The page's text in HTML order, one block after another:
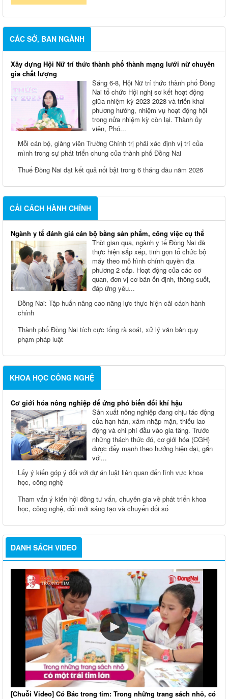
CÁC SỞ, BAN NGÀNH
Xây dựng Hội Nữ trí thức thành phố thành mạng lưới nữ chuyên
gia chất lượng
Sáng 6-8, Hội Nữ trí thức thành phố Đồng
Nai tổ chức Hội nghị sơ kết hoạt động
giữa nhiệm kỳ 2023-2028 và triển khai
phương hướng, nhiệm vụ hoạt động hội
trong nửa nhiệm kỳ còn lại. Thành ủy
viên, Phó...
Mỗi cán bộ, giảng viên Trường Chính trị phải xác định vị trí của
mình trong sự phát triển chung của thành phố Đồng Nai
Thuế Đồng Nai đạt kết quả nổi bật trong 6 tháng đầu năm 2026
CẢI CÁCH HÀNH CHÍNH
Ngành y tế đánh giá cán bộ bằng sản phẩm, công việc cụ thể
Thời gian qua, ngành y tế Đồng Nai đã
thực hiện sắp xếp, tinh gọn tổ chức bộ
máy theo mô hình chính quyền địa
phương 2 cấp. Hoạt động của các cơ
quan, đơn vị cơ bản ổn định, thông suốt,
đáp ứng yêu...
Đồng Nai: Tập huấn nâng cao năng lực thực hiện cải cách hành
chính
Thành phố Đồng Nai tích cực tổng rà soát, xử lý văn bản quy
phạm pháp luật
KHOA HỌC CÔNG NGHỆ
Cơ giới hóa nông nghiệp để ứng phó biến đổi khí hậu
Sản xuất nông nghiệp đang chịu tác động
của hạn hán, xâm nhập mặn, thiếu lao
động và chi phí đầu vào gia tăng. Trước
những thách thức đó, cơ giới hóa (CGH)
được đẩy mạnh theo hướng hiện đại, gắn
với...
Lấy ý kiến góp ý đối với dự án luật liên quan đến lĩnh vực khoa
học, công nghệ
Tham vấn ý kiến hội đồng tư vấn, chuyên gia về phát triển khoa
học, công nghệ, đổi mới sáng tạo và chuyển đổi số
DANH SÁCH VIDEO
[Chuỗi Video] Có Bác trong tim: Trong những trang sách nhỏ, có